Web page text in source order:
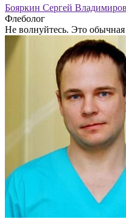
Бояркин Сергей
Флеболог
Не волнуйтесь. Это